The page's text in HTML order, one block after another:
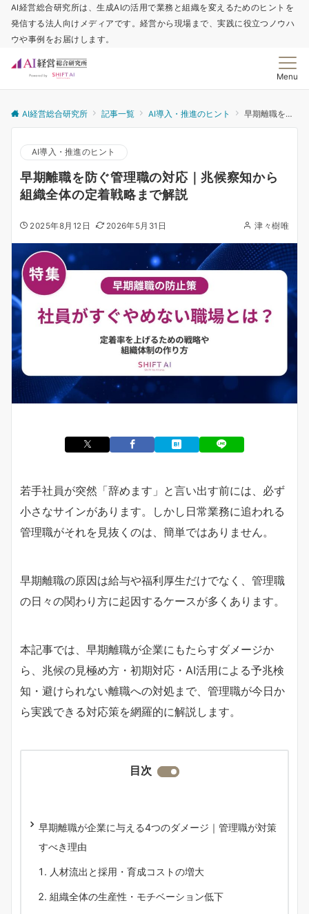
AI経営総合研究所は、生成AIの活用で業務と組織を変えるためのヒントを
発信する法人向けメディアです。経営から現場まで、実践に役立つノウハ
ウや事例をお届けします。
Menu
AI経営総合研究所 記事一覧 AI導入・推進のヒント 早期離職を防ぐ管理職の対応｜兆候察知から組織全体の定着戦略まで解説
AI導入・推進のヒント
早期離職を防ぐ管理職の対応｜兆候察知から
組織全体の定着戦略まで解説
2025年8月12日 2026年5月31日 津々樹唯
若手社員が突然「辞めます」と言い出す前には、必ず
小さなサインがあります。しかし日常業務に追われる
管理職がそれを見抜くのは、簡単ではありません。
早期離職の原因は給与や福利厚生だけでなく、管理職
の日々の関わり方に起因するケースが多くあります。
本記事では、早期離職が企業にもたらすダメージか
ら、兆候の見極め方・初期対応・AI活用による予兆検
知・避けられない離職への対処まで、管理職が今日か
ら実践できる対応策を網羅的に解説します。
目次
早期離職が企業に与える4つのダメージ｜管理職が対策
すべき理由
人材流出と採用・育成コストの増大
組織全体の生産性・モチベーション低下